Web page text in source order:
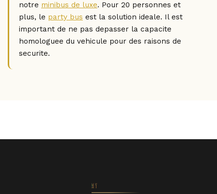
notre minibus de luxe. Pour 20 personnes et
plus, le party bus est la solution ideale. Il est
important de ne pas depasser la capacite
homologuee du vehicule pour des raisons de
securite.